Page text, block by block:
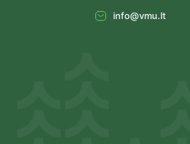
info@vmu.lt